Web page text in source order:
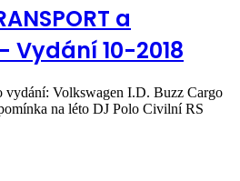
a
Vydání 10-2018
vydání: Volkswagen I.D. Buzz Cargo
na léto DJ Polo Civilní RS